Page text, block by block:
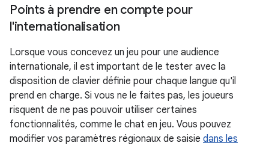
Points à prendre en compte pour
l'internationalisation
Lorsque vous concevez un jeu pour une audience
internationale, il est important de le tester avec la
disposition de clavier définie pour chaque langue qu'il
prend en charge. Si vous ne le faites pas, les joueurs
risquent de ne pas pouvoir utiliser certaines
fonctionnalités, comme le chat en jeu. Vous pouvez
modifier vos paramètres régionaux de saisie dans les